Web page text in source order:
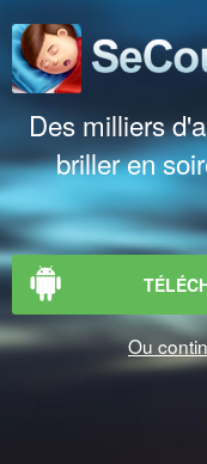
Des milliers
briller en
Ou